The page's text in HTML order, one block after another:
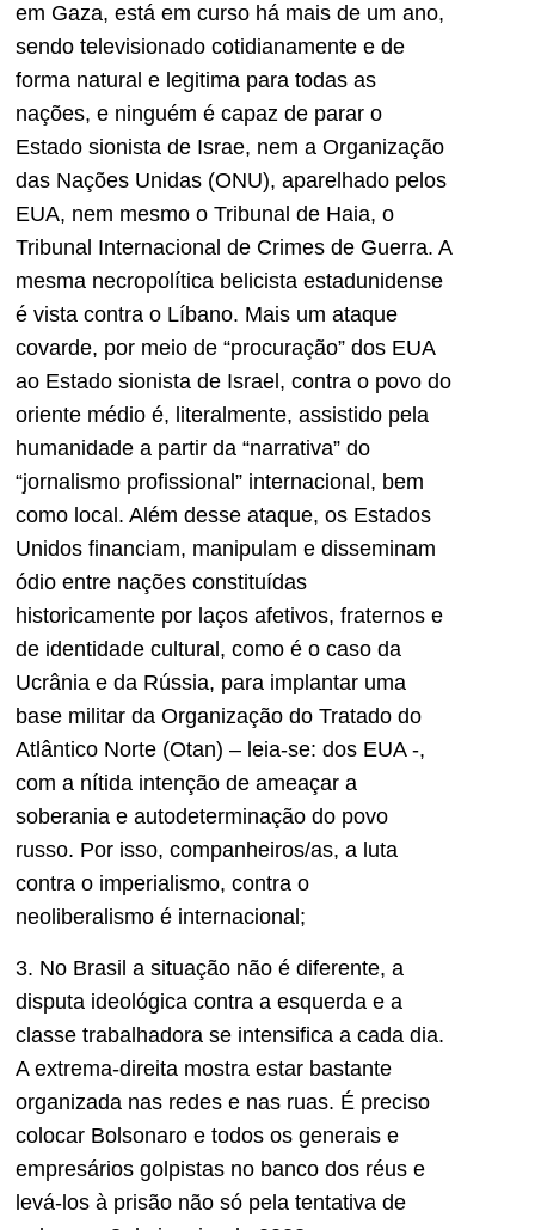
em Gaza, está em curso há mais de um ano,
sendo televisionado cotidianamente e de
forma natural e legitima para todas as
nações, e ninguém é capaz de parar o
Estado sionista de Israe, nem a Organização
das Nações Unidas (ONU), aparelhado pelos
EUA, nem mesmo o Tribunal de Haia, o
Tribunal Internacional de Crimes de Guerra. A
mesma necropolítica belicista estadunidense
é vista contra o Líbano. Mais um ataque
covarde, por meio de “procuração” dos EUA
ao Estado sionista de Israel, contra o povo do
oriente médio é, literalmente, assistido pela
humanidade a partir da “narrativa” do
“jornalismo profissional” internacional, bem
como local. Além desse ataque, os Estados
Unidos financiam, manipulam e disseminam
ódio entre nações constituídas
historicamente por laços afetivos, fraternos e
de identidade cultural, como é o caso da
Ucrânia e da Rússia, para implantar uma
base militar da Organização do Tratado do
Atlântico Norte (Otan) – leia-se: dos EUA -,
com a nítida intenção de ameaçar a
soberania e autodeterminação do povo
russo. Por isso, companheiros/as, a luta
contra o imperialismo, contra o
neoliberalismo é internacional;
3. No Brasil a situação não é diferente, a
disputa ideológica contra a esquerda e a
classe trabalhadora se intensifica a cada dia.
A extrema-direita mostra estar bastante
organizada nas redes e nas ruas. É preciso
colocar Bolsonaro e todos os generais e
empresários golpistas no banco dos réus e
levá-los à prisão não só pela tentativa de